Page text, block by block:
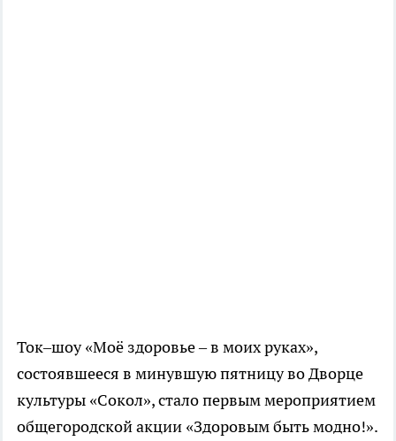
Ток–шоу «Моё здоровье – в моих руках»,
состоявшееся в минувшую пятницу во Дворце
культуры «Сокол», стало первым мероприятием
общегородской акции «Здоровым быть модно!».